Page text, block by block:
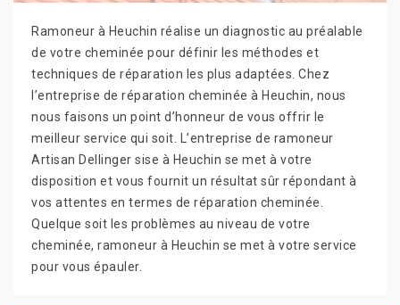
Ramoneur à Heuchin réalise un diagnostic au préalable
de votre cheminée pour définir les méthodes et
techniques de réparation les plus adaptées. Chez
l’entreprise de réparation cheminée à Heuchin, nous
nous faisons un point d’honneur de vous offrir le
meilleur service qui soit. L’entreprise de ramoneur
Artisan Dellinger sise à Heuchin se met à votre
disposition et vous fournit un résultat sûr répondant à
vos attentes en termes de réparation cheminée.
Quelque soit les problèmes au niveau de votre
cheminée, ramoneur à Heuchin se met à votre service
pour vous épauler.